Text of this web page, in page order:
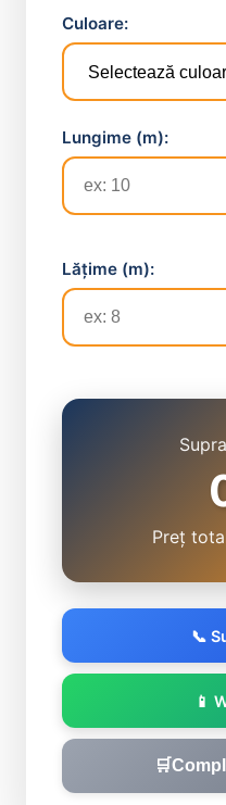
Culoare:
Lungime (m):
Lățime (m):
Preț
📞
📱
🛒